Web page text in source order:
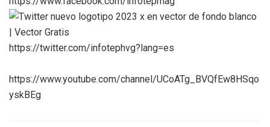
https://twitter.com/infotephvg?lang=es
https://www.youtube.com/channel/UCoATg_BVQfEw8HSqo
yskBEg